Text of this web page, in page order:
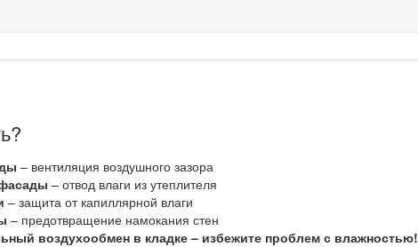
– вентиляция воздушного зазора
– отвод влаги из утеплителя
– защита от капиллярной влаги
– предотвращение намокания стен
воздухообмен в кладке – избежите проблем с влажностью!